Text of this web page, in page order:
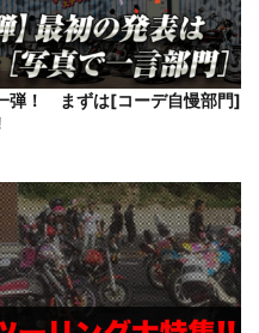
弾！ まずは[コーデ自慢部門]